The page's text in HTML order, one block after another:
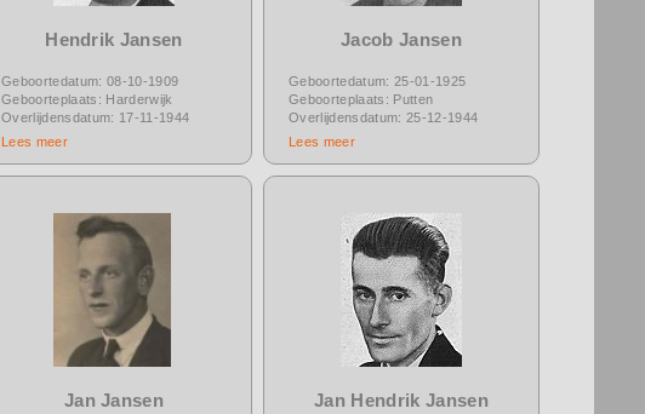
Hendrik Jansen
Geboortedatum: 08-10-1909
Geboorteplaats: Harderwijk
Overlijdensdatum: 17-11-1944
Lees meer
Jacob Jansen
Geboortedatum: 25-01-1925
Geboorteplaats: Putten
Overlijdensdatum: 25-12-1944
Lees meer
Jan Jansen Jan Hendrik Jansen